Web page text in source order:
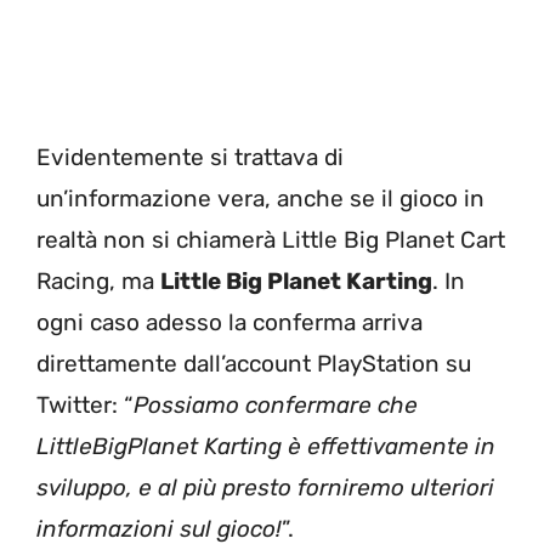
Evidentemente si trattava di
un’informazione vera, anche se il gioco in
realtà non si chiamerà Little Big Planet Cart
Racing, ma Little Big Planet Karting. In
ogni caso adesso la conferma arriva
direttamente dall’account PlayStation su
Twitter: “Possiamo confermare che
LittleBigPlanet Karting è effettivamente in
sviluppo, e al più presto forniremo ulteriori
informazioni sul gioco!”.